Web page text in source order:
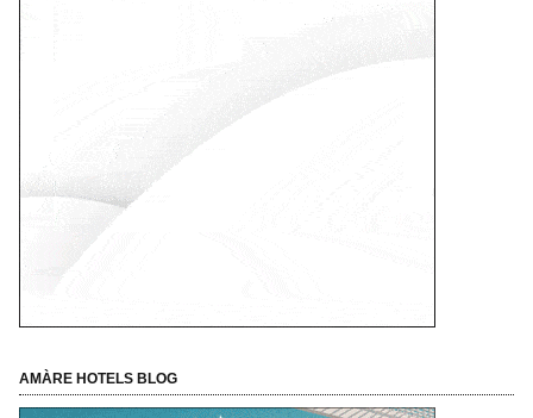
AMÀRE HOTELS BLOG